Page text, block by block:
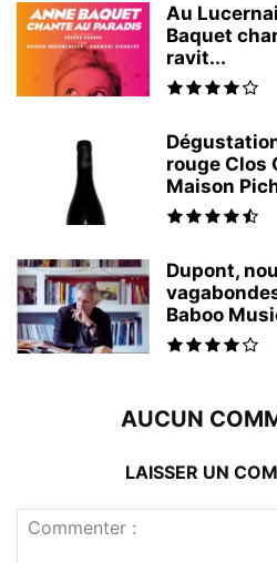
Au
Baquet
ravit...
rouge Clos
Maison
Dupont,
Baboo
AUCUN
LAISSER UN